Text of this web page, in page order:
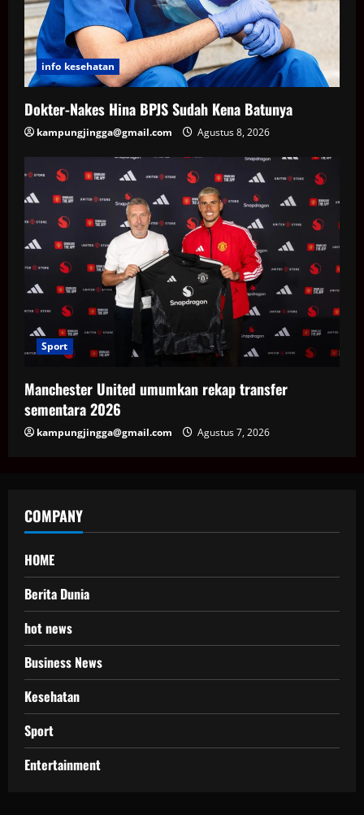
info kesehatan
Dokter-Nakes Hina BPJS Sudah Kena Batunya
kampungjingga@gmail.com Agustus 8, 2026
Sport
Manchester United umumkan rekap transfer
sementara 2026
kampungjingga@gmail.com Agustus 7, 2026
COMPANY
HOME
Berita Dunia
hot news
Business News
Kesehatan
Sport
Entertainment